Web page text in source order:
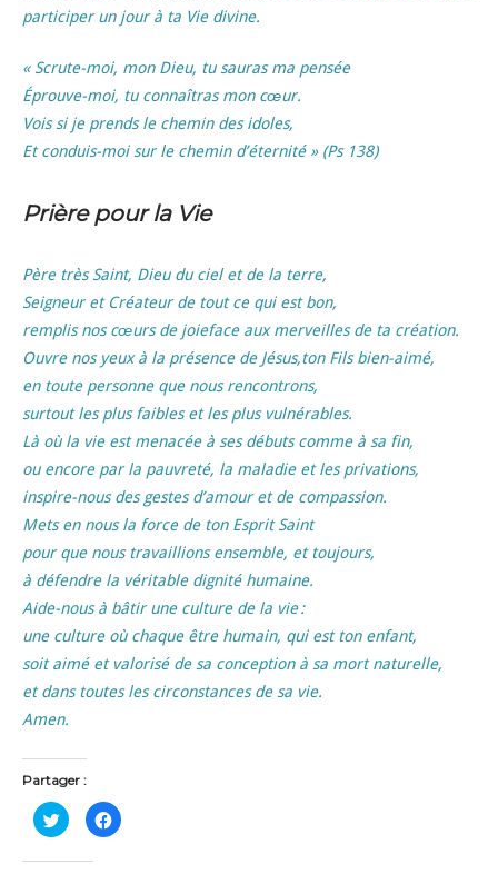
participer un jour à ta Vie divine.
« Scrute-moi, mon Dieu, tu sauras ma pensée
Éprouve-moi, tu connaîtras mon cœur.
Vois si je prends le chemin des idoles,
Etconduis-moi sur le chemin d’éternité » (Ps 138)
Prière pour la Vie
Père très Saint, Dieu du ciel et de la terre,
Seigneur et Créateur de tout ce qui est bon,
remplis nos cœurs de joieface aux merveilles de ta création.
Ouvre nos yeux à la présence de Jésus,ton Fils bien-aimé,
en toute personne que nous rencontrons,
surtout les plus faibles et les plus vulnérables.
Là où la vie est menacée à ses débuts comme à sa fin,
ou encore par la pauvreté, la maladie et les privations,
inspire-nous des gestes d’amour et de compassion.
Mets en nous la force de ton Esprit Saint
pour que nous travaillions ensemble, et toujours,
à défendre la véritable dignité humaine.
Aide-nous à bâtir une culture de la vie :
une culture où chaque être humain, qui est ton enfant,
soit aimé et valorisé de sa conception à sa mort naturelle,
et dans toutes les circonstances de sa vie.
Amen.
Partager :
C
l
C
l